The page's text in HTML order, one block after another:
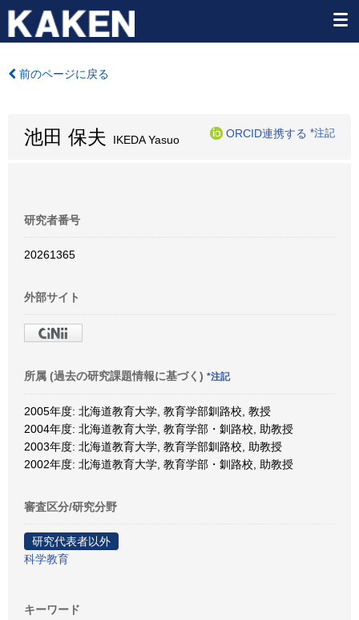
前のページに戻る
池田 保夫 IKEDA Yasuo
ORCID連携する *注記
研究者番号
20261365
外部サイト
所属 (過去の研究課題情報に基づく) *注記
2005年度: 北海道教育大学, 教育学部釧路校, 教授
2004年度: 北海道教育大学, 教育学部・釧路校, 助教授
2003年度: 北海道教育大学, 教育学部釧路校, 助教授
2002年度: 北海道教育大学, 教育学部・釧路校, 助教授
審査区分/研究分野
研究代表者以外
科学教育
キーワード